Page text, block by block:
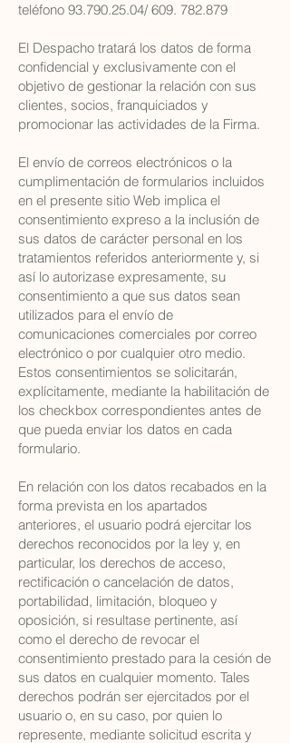
teléfono 93.790.25.04/ 609. 782.879
El Despacho tratará los datos de forma
confidencial y exclusivamente con el
objetivo de gestionar la relación con sus
clientes, socios, franquiciados y
promocionar las actividades de la Firma.
El envío de correos electrónicos o la
cumplimentación de formularios incluidos
en el presente sitio Web implica el
consentimiento expreso a la inclusión de
sus datos de carácter personal en los
tratamientos referidos anteriormente y, si
así lo autorizase expresamente, su
consentimiento a que sus datos sean
utilizados para el envío de
comunicaciones comerciales por correo
electrónico o por cualquier otro medio.
Estos consentimientos se solicitarán,
explícitamente, mediante la habilitación de
los checkbox correspondientes antes de
que pueda enviar los datos en cada
formulario.
En relación con los datos recabados en la
forma prevista en los apartados
anteriores, el usuario podrá ejercitar los
derechos reconocidos por la ley y, en
particular, los derechos de acceso,
rectificación o cancelación de datos,
portabilidad, limitación, bloqueo y
oposición, si resultase pertinente, así
como el derecho de revocar el
consentimiento prestado para la cesión de
sus datos en cualquier momento. Tales
derechos podrán ser ejercitados por el
usuario o, en su caso, por quien lo
represente, mediante solicitud escrita y